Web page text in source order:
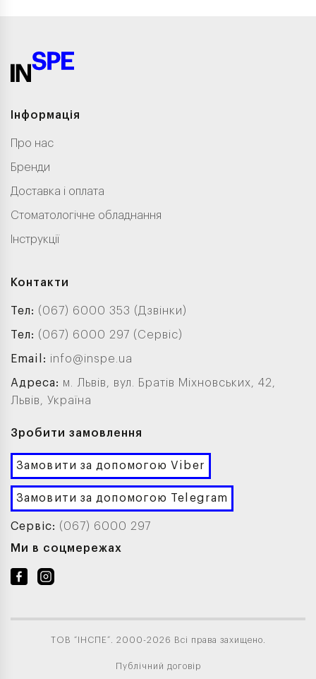
Інформація
Про нас
Бренди
Доставка і оплата
Стоматологічне обладнання
Інструкції
Контакти
Тел: (067) 6000 353 (Дзвінки)
Тел: (067) 6000 297 (Сервіс)
Email: info@inspe.ua
Адреса: м. Львів, вул. Братів Міхновських, 42,
Львів, Україна
Зробити замовлення
Замовити за допомогою Viber
Замовити за допомогою Telegram
Сервіс: (067) 6000 297
Ми в соцмережах
ТОВ “ІНСПЕ”. 2000-2026 Всі права захищено.
Публічний договір